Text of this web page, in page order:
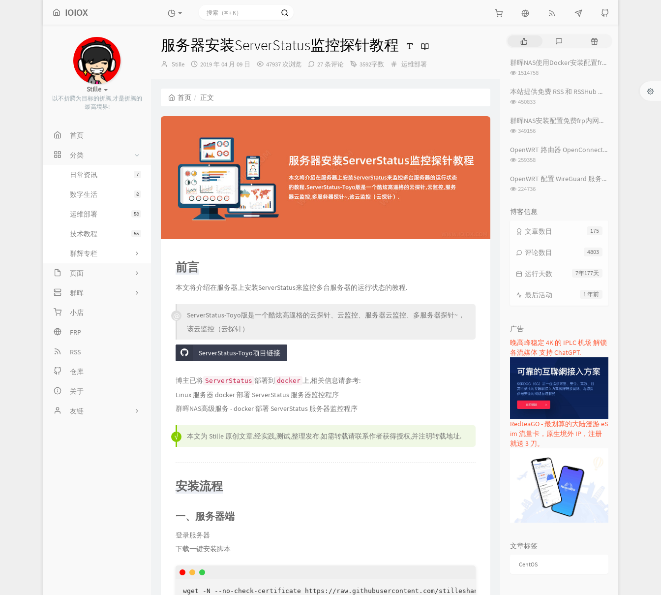
IOIOX
Stille
以不折腾为目标的折腾,才是折腾的
最高境界!
首页
分类
7
日常资讯
8
数字生活
58
运维部署
55
技术教程
群辉专栏
页面
留言板
归档库
关于我
群晖
专栏首页
基础服务
网络服务
套件服务
高级服务
小店
FRP
RSS
仓库
关于
友链
服务器安装ServerStatus监控探针教程
博
Stille
发
2019 年 04 月 09 日 47937 次浏览 27 条评论 3592字数
分
运维部署
首页 正文
前言
本文将介绍在服务器上安装ServerStatus来监控多台服务器的运行状态的教程.
ServerStatus-Toyo版是一个酷炫高逼格的云探针、云监控、服务器云监控、多服务器探针~，
该云监控（云探针）
ServerStatus-Toyo项目链接
博主已将 ServerStatus 部署到 docker 上,相关信息请参考:
Linux 服务器 docker 部署 ServerStatus 服务器监控程序
群晖NAS高级服务 - docker 部署 ServerStatus 服务器监控程序
本文为 Stille 原创文章.经实践,测试,整理发布.如需转载请联系作者获得授权,并注明转载地址.
安装流程
一、服务器端
登录服务器
下载一键安装脚本
wget -N --no-check-certificate https://raw.githubusercontent.com/stilleshan/ServerStatus/master/status.sh && chmod +x
文
章
评
随
文群晖NAS使用Docker安装配置frpc内网穿透教程
浏
次
数:
1514758
本站提供免费 RSS 和 RSSHub 服务
浏
次
数:
450833
群晖NAS安装配置免费frp内网穿透教程
浏
次
349156
OpenWRT 路由器 OpenConnect VPN 详细图文教程 - 基础配置篇
浏
次
259358
OpenWRT 配置 WireGuard 服务端及客户端配置教程
浏
数:
224736
博客信息
175
文章数目
4803
评论数目
7年177天
运行天数
1 年前
最后活动
广告
晚高峰稳定 4K 的 IPLC 机场 解锁
各流媒体 支持 ChatGPT.
RedteaGO - 最划算的大陆漫游 eS
im 流量卡，原生境外 IP，注册
就送 3 刀。
文章标签
CentOS